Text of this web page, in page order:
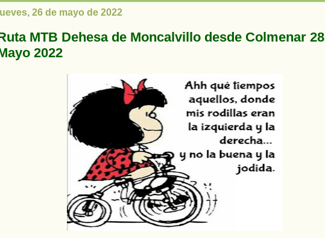
26 de mayo de 2022
MTB Dehesa de Moncalvillo desde Colmenar 28
2022